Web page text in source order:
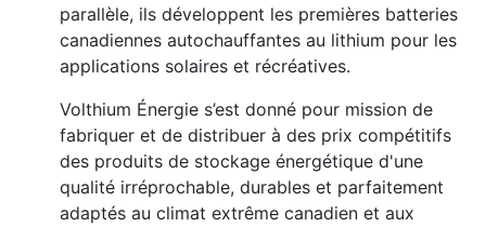
parallèle, ils développent les premières batteries
canadiennes autochauffantes au lithium pour les
applications solaires et récréatives.
Volthium Énergie s’est donné pour mission de
fabriquer et de distribuer à des prix compétitifs
des produits de stockage énergétique d'une
qualité irréprochable, durables et parfaitement
adaptés au climat extrême canadien et aux